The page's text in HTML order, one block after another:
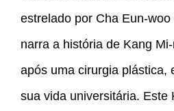
estrelado por Cha Eun-
narra a história de Kang
após uma cirurgia plástica,
sua vida universitária. Este